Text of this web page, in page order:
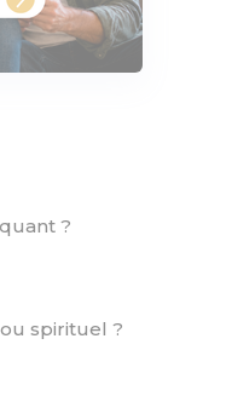
?
spirituel ?